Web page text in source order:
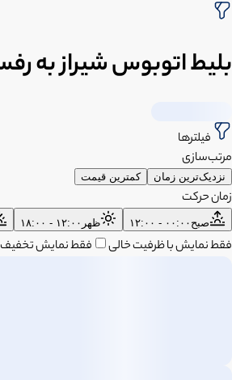
بلیط اتوبوس شیراز به
فیلترها
مرتب‌سازی
نزدیک‌ترین زمان کمترین قیمت
زمان حرکت
صبح ۰۰:۰۰ - ۱۲:۰۰ ظهر ۱۲:۰۰ - ۱۸:۰۰
فقط نمایش با ظرفیت خالی فقط نمایش